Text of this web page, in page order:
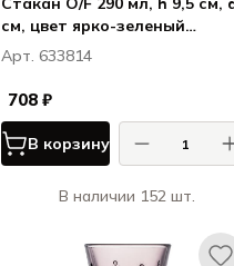
см, цвет ярко-зеленый
УЭССАН (ЦВЕТНОЕ
OUESSANT GREEN
Арт. 633814
708 ₽
В корзину
В наличии 152 шт.